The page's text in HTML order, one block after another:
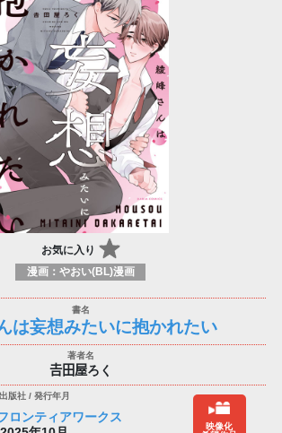
お気に入り
漫画：やおい(BL)漫画
は妄想みたいに抱かれたい
𠮷田屋ろく
ロンティアワークス
映像化